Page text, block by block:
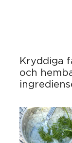
Kryddiga
och